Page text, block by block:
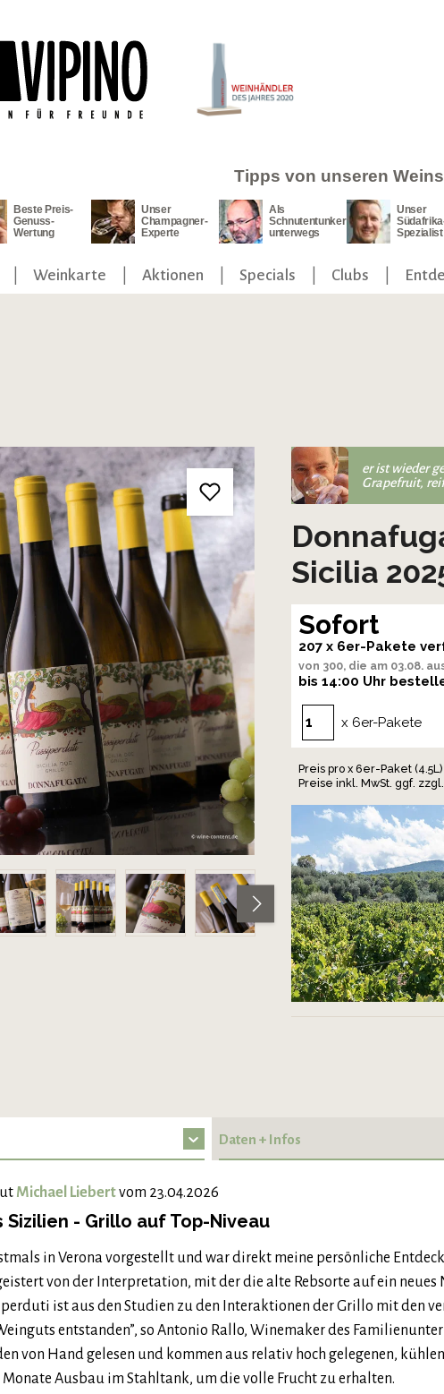
Tipps von unseren
Beste Preis-
Genuss-
Wertung
Unser
Champagner-
Experte
Als
Schnutentunker
unterwegs
Unser
Spezialist
Weinkarte Aktionen Specials Clubs
er ist wieder
Grapefruit,
Sicilia
Sofort
207 x 6er-Pakete
von 300, die am 03.08.
bis 14:00 Uhr
x 6er-Pakete
Preis pro x 6er-Paket (4.5L)
Preise inkl. MwSt. ggf. zzgl.
Daten + Infos
Michael Liebertvom 23.04.2026
Sizilien - Grillo auf Top-Niveau
in Verona vorgestellt und war direkt meine persönliche
von der Interpretation, mit der die alte Rebsorte auf ein neues
ist aus den Studien zu den Interaktionen der Grillo mit den
entstanden”, so Antonio Rallo, Winemaker des
von Hand gelesen und kommen aus relativ hoch gelegenen,
Monate Ausbau im Stahltank, um die volle Frucht zu erhalten.